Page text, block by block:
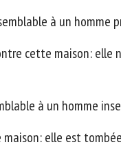
à un homme
cette maison:
à un homme
elle est